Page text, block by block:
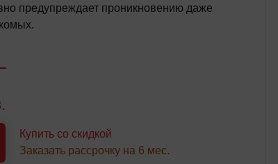
предупреждает проникновению даже
Купить со скидкой
Заказать рассрочку на 6 мес.